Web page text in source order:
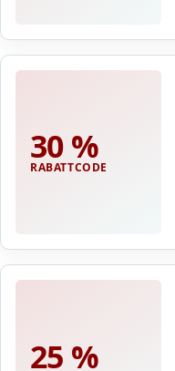
30 %
RABATTCODE
25 %